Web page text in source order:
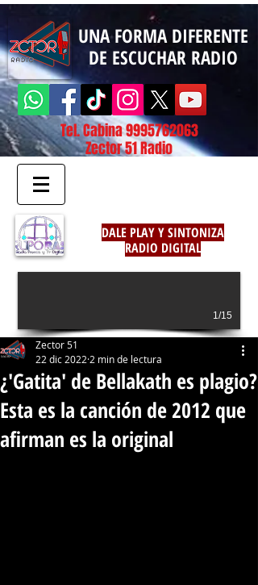
UNA FORMA DIFERENTE
DE ESCUCHAR RADIO
Tel. Cabina9995762063
Zector 51 Radio
DALE PLAY Y SINTONIZA
RADIO DIGITAL
1/15
¿'Gatita' de Bellakath es plagio?
Esta es la canción de 2012 que
afirman es la original
Zector 51
22 dic 2022 2 min de lectura